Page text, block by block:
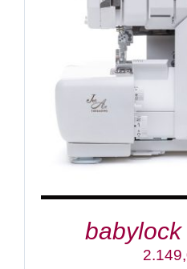
IN DEN